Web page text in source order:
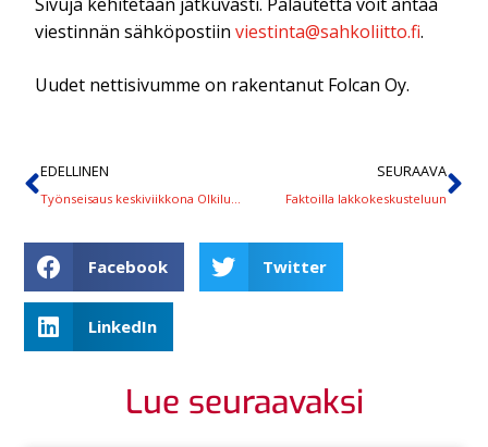
viestinnän sähköpostiinviestinta@sahkoliitto.fi.
Uudet nettisivumme on rakentanut Folcan Oy.
EDELLINEN SEURAAVA
Faktoilla lakkokeskusteluun
Facebook Twitter
LinkedIn
Lue seuraavaksi